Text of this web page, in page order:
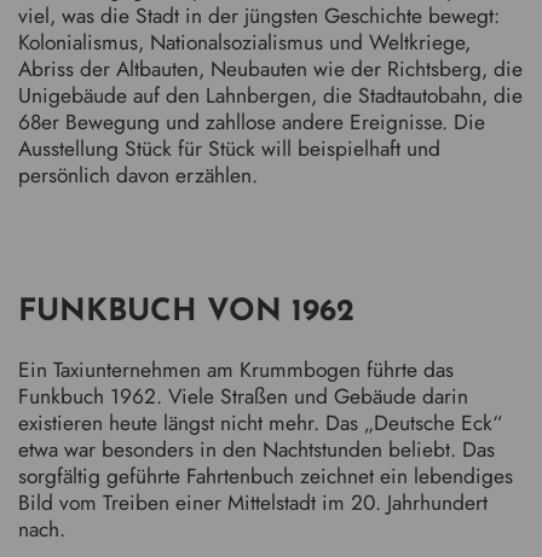
viel, was die Stadt in der jüngsten Geschichte bewegt:
Kolonialismus, Nationalsozialismus und Weltkriege,
Abriss der Altbauten, Neubauten wie der Richtsberg, die
Unigebäude auf den Lahnbergen, die Stadtautobahn, die
68er Bewegung und zahllose andere Ereignisse. Die
Ausstellung Stück für Stück will beispielhaft und
persönlich davon erzählen.
FUNKBUCH VON 1962
Ein Taxiunternehmen am Krummbogen führte das
Funkbuch 1962. Viele Straßen und Gebäude darin
existieren heute längst nicht mehr. Das „Deutsche Eck“
etwa war besonders in den Nachtstunden beliebt. Das
sorgfältig geführte Fahrtenbuch zeichnet ein lebendiges
Bild vom Treiben einer Mittelstadt im 20. Jahrhundert
nach.